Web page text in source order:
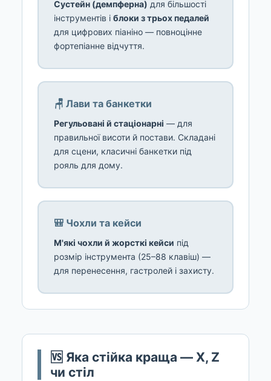
Сустейн (демпферна) для більшості
інструментів і блоки з трьох педалей
для цифрових піаніно — повноцінне
фортепіанне відчуття.
🪑 Лави та банкетки
Регульовані й стаціонарні — для
правильної висоти й постави. Складані
для сцени, класичні банкетки під
рояль для дому.
🎒 Чохли та кейси
М'які чохли й жорсткі кейси під
розмір інструмента (25–88 клавіш) —
для перенесення, гастролей і захисту.
🆚 Яка стійка краща — X, Z
чи стіл